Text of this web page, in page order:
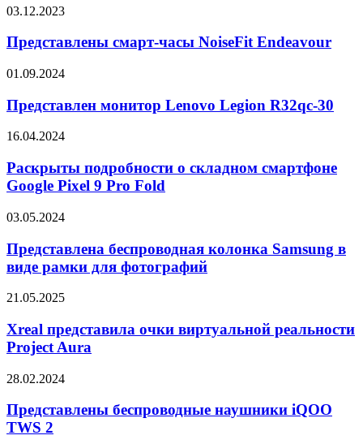
названием
FLEX
Представлены
часы
NoiseFit
Endeavour
03.12.2023
Представлены смарт-часы NoiseFit Endeavour
Представлен
Lenovo
Legion
R32qc-
01.09.2024
Представлен монитор Lenovo Legion R32qc-30
Раскрыты
о
складном
смартфоне
Pixel
Pro
Fold
16.04.2024
Раскрыты подробности о складном смартфоне
Google Pixel 9 Pro Fold
Представлена
колонка
Samsung
в
рамки
фотографий
03.05.2024
Представлена беспроводная колонка Samsung в
виде рамки для фотографий
Xreal
очки
виртуальной
реальности
Aura
21.05.2025
Xreal представила очки виртуальной реальности
Project Aura
Представлены
наушники
iQOO
TWS
28.02.2024
Представлены беспроводные наушники iQOO
TWS 2